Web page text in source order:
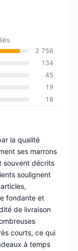
: 9,8 sur
2 756
134
45
19
18
la qualité
ses marrons
souvent décrits
soulignent
fondante et
de livraison
courts, ce qui
à temps